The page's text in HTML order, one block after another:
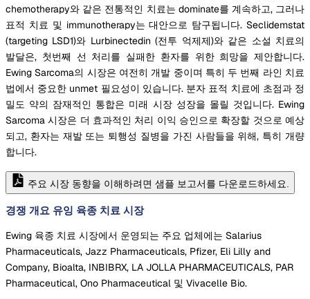
chemotherapy와 같은 전통적인 치료는 dominate를 계속하고, 그러나
표적 치료 및 immunotherapy는 대안으로 탐구됩니다. Seclidemstat
(targeting LSD1)와 Lurbinectedin (전투 억제제)와 같은 소설 치료의
발달은, 첫번째 선 처리를 실패한 환자를 위한 희망을 제안합니다.
Ewing Sarcoma의 시장은 여전히 개발 중이며 특히 두 번째 라인 치료
법에서 중요한 unmet 필요성이 있습니다. 분자 표적 치료에 초점과 정
밀도 약의 잠재적인 통합은 미래 시장 성장을 몰릴 것입니다. Ewing
Sarcoma 시장은 더 효과적인 처리 이익 승인으로 확장할 것으로 예상
되고, 환자는 재발 또는 퇴행성 질병을 가진 사람들을 위해, 특히 개량
합니다.
주요 시장 동향을 이해하려면 샘플 보고서를 다운로드하세요.
경쟁 개요 유잉 육종 치료 시장
Ewing 육종 치료 시장에서 운영되는 주요 업체에는 Salarius
Pharmaceuticals, Jazz Pharmaceuticals, Pfizer, Eli Lilly and
Company, Bioalta, INBIBRX, LA JOLLA PHARMACEUTICALS, PAR
Pharmaceutical, Ono Pharmaceutical 및 Vivacelle Bio.